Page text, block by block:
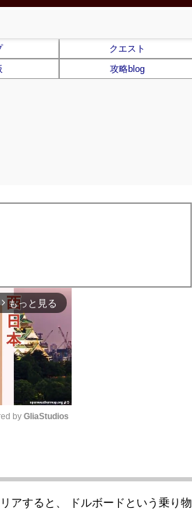
クエスト
攻略blog
arrow_forward_ios もっと見る
by GliaStudios
アすると、 ドルボードという乗り物